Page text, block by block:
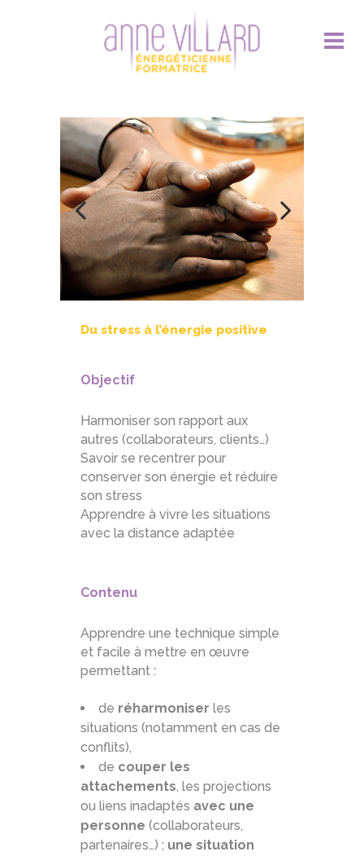
Du stress à l’énergie positive
Objectif
Harmoniser son rapport aux
autres (collaborateurs, clients…)
Savoir se recentrer pour
conserver son énergie et réduire
son stress
Apprendre à vivre les situations
avec la distance adaptée
Contenu
Apprendre une technique simple
et facile à mettre en œuvre
permettant :
de réharmoniser les
situations (notamment en cas de
conflits),
de couper les
attachements, les projections
ou liens inadaptés avec une
personne (collaborateurs,
partenaires…) ; une situation